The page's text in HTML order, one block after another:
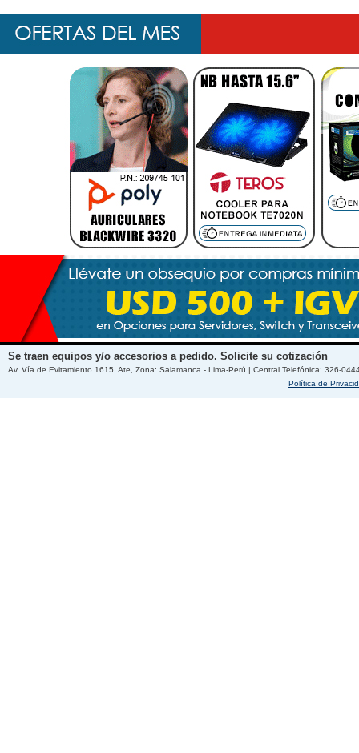
Se traen equipos y/o accesorios a pedido. Solicite su cotización
Av. Vía de Evitamiento 1615, Ate, Zona: Salamanca - Lima-Perú | Central Telefónica: 326-
Política de